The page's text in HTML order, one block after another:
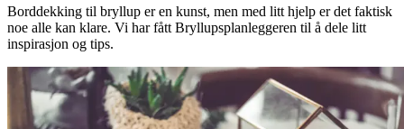
Borddekking til bryllup er en kunst, men med litt hjelp er det faktisk
noe alle kan klare. Vi har fått Bryllupsplanleggeren til å dele litt
inspirasjon og tips.